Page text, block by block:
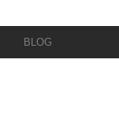
BLOG